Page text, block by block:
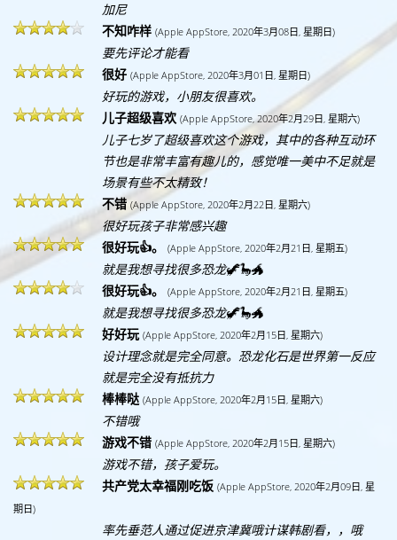
加尼
不知咋样 (Apple AppStore, 2020年3月08日, 星期日)
要先评论才能看
很好 (Apple AppStore, 2020年3月01日, 星期日)
好玩的游戏，小朋友很喜欢。
儿子超级喜欢 (Apple AppStore, 2020年2月29日, 星期六)
儿子七岁了超级喜欢这个游戏，其中的各种互动环
节也是非常丰富有趣儿的，感觉唯一美中不足就是
场景有些不太精致！
不错 (Apple AppStore, 2020年2月22日, 星期六)
很好玩孩子非常感兴趣
很好玩👍。
(Apple AppStore, 2020年2月21日, 星期五)
就是我想寻找很多恐龙🦖🦕🐲
很好玩👍。
(Apple AppStore, 2020年2月21日, 星期五)
就是我想寻找很多恐龙🦖🦕🐲
好好玩 (Apple AppStore, 2020年2月15日, 星期六)
设计理念就是完全同意。恐龙化石是世界第一反应
就是完全没有抵抗力
棒棒哒 (Apple AppStore, 2020年2月15日, 星期六)
不错哦
游戏不错 (Apple AppStore, 2020年2月15日, 星期六)
游戏不错，孩子爱玩。
共产党太幸福刚吃饭 (Apple AppStore, 2020年2月09日, 星
期日)
率先垂范人通过促进京津冀哦计谋韩剧看，，哦